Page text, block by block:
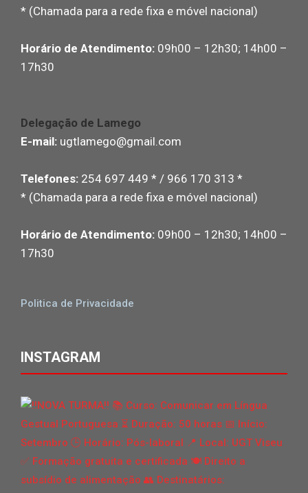
* (Chamada para a rede fixa e móvel nacional)
Horário de Atendimento: 09h00 – 12h30; 14h00 –
17h30
Delegação de Lamego
E-mail: ugtlamego@gmail.com
Telefones: 254 697 449 * / 966 170 313 *
* (Chamada para a rede fixa e móvel nacional)
Horário de Atendimento: 09h00 – 12h30; 14h00 –
17h30
Politica de Privacidade
INSTAGRAM